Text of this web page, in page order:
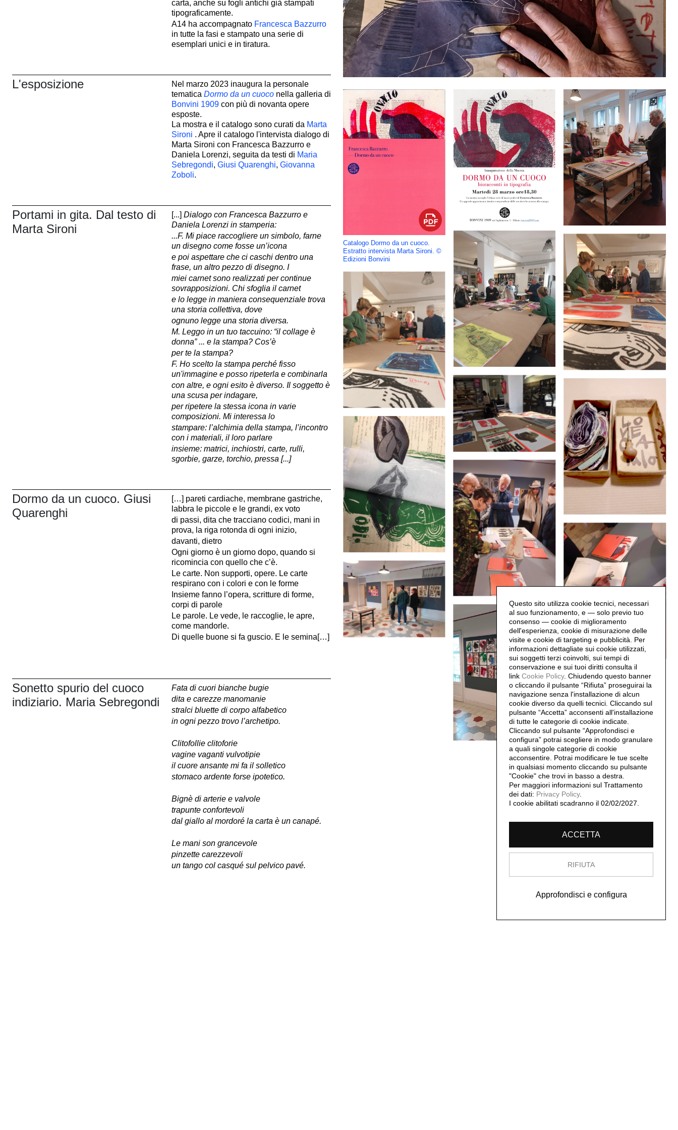
carta, anche su fogli antichi già stampati
tipograficamente.
A14 ha accompagnato Francesca Bazzurro
in tutte la fasi e stampato una serie di
esemplari unici e in tiratura.
L'esposizione
Nel marzo 2023 inaugura la personale
tematica Dormo da un cuoco nella galleria di
Bonvini 1909 con più di novanta opere
esposte.
La mostra e il catalogo sono curati da Marta
Sironi . Apre il catalogo l'intervista dialogo di
Marta Sironi con Francesca Bazzurro e
Daniela Lorenzi, seguita da testi di Maria
Sebregondi, Giusi Quarenghi, Giovanna
Zoboli.
Portami in gita. Dal testo di
Marta Sironi
[...] Dialogo con Francesca Bazzurro e
Daniela Lorenzi in stamperia:
...F. Mi piace raccogliere un simbolo, farne
un disegno come fosse un’icona
e poi aspettare che ci caschi dentro una
frase, un altro pezzo di disegno. I
miei carnet sono realizzati per continue
sovrapposizioni. Chi sfoglia il carnet
e lo legge in maniera consequenziale trova
una storia collettiva, dove
ognuno legge una storia diversa.
M. Leggo in un tuo taccuino: “il collage è
donna” ... e la stampa? Cos’è
per te la stampa?
F. Ho scelto la stampa perché fisso
un'immagine e posso ripeterla e combinarla
con altre, e ogni esito è diverso. Il soggetto è
una scusa per indagare,
per ripetere la stessa icona in varie
composizioni. Mi interessa lo
stampare: l’alchimia della stampa, l’incontro
con i materiali, il loro parlare
insieme: matrici, inchiostri, carte, rulli,
sgorbie, garze, torchio, pressa [...]
Dormo da un cuoco. Giusi
Quarenghi
[…] pareti cardiache, membrane gastriche,
labbra le piccole e le grandi, ex voto
di passi, dita che tracciano codici, mani in
prova, la riga rotonda di ogni inizio,
davanti, dietro
Ogni giorno è un giorno dopo, quando si
ricomincia con quello che c’è.
Le carte. Non supporti, opere. Le carte
respirano con i colori e con le forme
Insieme fanno l’opera, scritture di forme,
corpi di parole
Le parole. Le vede, le raccoglie, le apre,
come mandorle.
Di quelle buone si fa guscio. E le semina[…]
Sonetto spurio del cuoco
indiziario. Maria Sebregondi
Fata di cuori bianche bugie
dita e carezze manomanie
stralci bluette di corpo alfabetico
in ogni pezzo trovo l’archetipo.
Clitofollie clitoforie
vagine vaganti vulvotipie
il cuore ansante mi fa il solletico
stomaco ardente forse ipotetico.
Bignè di arterie e valvole
trapunte confortevoli
dal giallo al mordoré la carta è un canapé.
Le mani son grancevole
pinzette carezzevoli
un tango col casqué sul pelvico pavé.
Catalogo Dormo da un cuoco.
Estratto intervista Marta Sironi. ©
Edizioni Bonvini
Questo sito utilizza cookie tecnici, necessari
al suo funzionamento, e — solo previo tuo
consenso — cookie di miglioramento
dell'esperienza, cookie di misurazione delle
visite e cookie di targeting e pubblicità. Per
informazioni dettagliate sui cookie utilizzati,
sui soggetti terzi coinvolti, sui tempi di
conservazione e sui tuoi diritti consulta il
link Cookie Policy. Chiudendo questo banner
o cliccando il pulsante “Rifiuta” proseguirai la
navigazione senza l'installazione di alcun
cookie diverso da quelli tecnici. Cliccando sul
pulsante “Accetta” acconsenti all'installazione
di tutte le categorie di cookie indicate.
Cliccando sul pulsante “Approfondisci e
configura” potrai scegliere in modo granulare
a quali singole categorie di cookie
acconsentire. Potrai modificare le tue scelte
in qualsiasi momento cliccando su pulsante
"Cookie" che trovi in basso a destra.
Per maggiori informazioni sul Trattamento
dei dati: Privacy Policy.
I cookie abilitati scadranno il 02/02/2027.
ACCETTA
RIFIUTA
Approfondisci e configura